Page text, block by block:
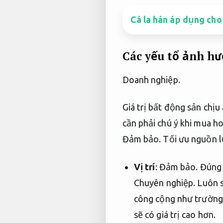
Cá la hán áp dụng
Các yếu tổ ảnh
Doanh nghiệp.
Giá trị bất động sản
cần phải chú ý khi mua
Đảm bảo. Tối ưu nguồn
Vị trí: Đảm bảo. Đúng
Chuyên nghiệp. Luôn
công cộng như
sẽ có giá trị cao hơn.